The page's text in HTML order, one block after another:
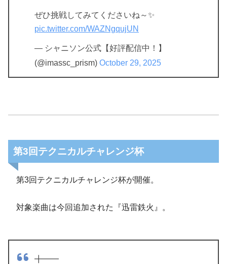
ぜひ挑戦してみてくださいね～✨
pic.twitter.com/WAZNgqujUN
— シャニソン公式【好評配信中！】
(@imassc_prism) October 29, 2025
第3回テクニカルチャレンジ杯
第3回テクニカルチャレンジ杯が開催。
対象楽曲は今回追加された『迅雷鉄火』。
╋━━